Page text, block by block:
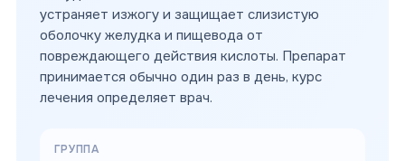
устраняет изжогу и защищает слизистую
оболочку желудка и пищевода от
повреждающего действия кислоты. Препарат
принимается обычно один раз в день, курс
лечения определяет врач.
ГРУППА